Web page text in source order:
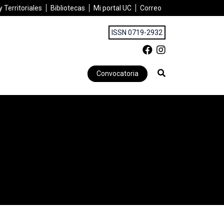
Territoriales Bibliotecas Mi portal UC Correo
ISSN 0719-2932
Convocatoria